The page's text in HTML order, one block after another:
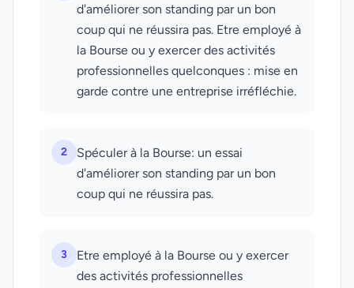
d'améliorer son standing par un bon
coup qui ne réussira pas. Etre employé à
la Bourse ou y exercer des activités
professionnelles quelconques : mise en
garde contre une entreprise irréfléchie.
2
Spéculer à la Bourse: un essai
d'améliorer son standing par un bon
coup qui ne réussira pas.
3
Etre employé à la Bourse ou y exercer
des activités professionnelles